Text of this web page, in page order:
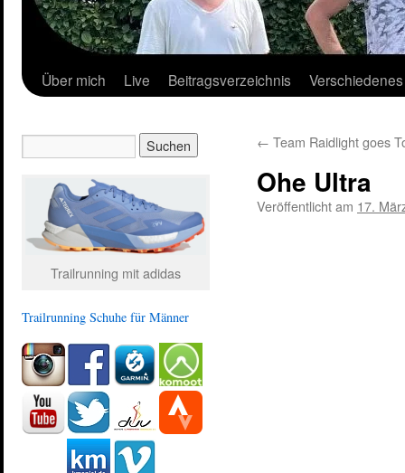
Über mich Live Beitragsverzeichnis Verschiedenes
← Team Raidlight goes
Ohe Ultra
Veröffentlicht am 17.
Trailrunning mit adidas
Trailrunning Schuhe für Männer